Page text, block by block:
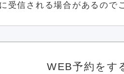
受信される場合があるので
WEB予約をす